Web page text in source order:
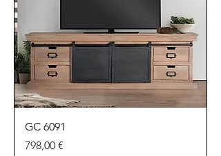
GC 6091
Preu
798,00 €